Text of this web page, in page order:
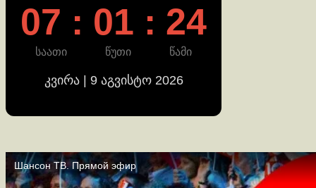
07 : 01 : 25
საათი წუთი წამი
კვირა | 9 აგვისტო 2026